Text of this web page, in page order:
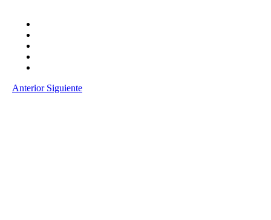
Anterior Siguiente